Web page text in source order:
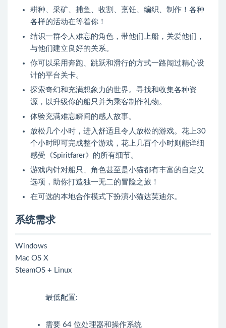
耕种、采矿、捕鱼、收割、烹饪、编织、制作！各种
各样的活动在等着你！
结识一群令人难忘的角色，带他们上船，关爱他们，
与他们建立良好的关系。
你可以采用奔跑、跳跃和滑行的方式一路闯过精心设
计的平台关卡。
探索奇幻和充满想象力的世界。寻找和收集各种资
源，以升级你的船只并为乘客制作礼物。
体验充满难忘瞬间的感人故事。
放松几个小时，进入舒适且令人放松的游戏。花上30
个小时即可完成整个游戏，花上几百个小时则能详细
感受《Spiritfarer》的所有细节。
游戏内针对船只、角色甚至是小猫都有丰富的自定义
选项，助你打造独一无二的冒险之旅！
在可选的本地合作模式下扮演小猫达芙迪尔。
系统需求
Windows
Mac OS X
SteamOS + Linux
最低配置:
需要 64 位处理器和操作系统